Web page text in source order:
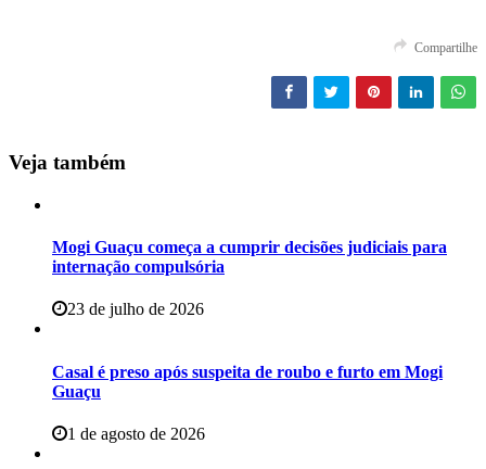
Compartilhe
Veja também
Mogi Guaçu começa a cumprir decisões judiciais para
internação compulsória
23 de julho de 2026
Casal é preso após suspeita de roubo e furto em Mogi
Guaçu
1 de agosto de 2026